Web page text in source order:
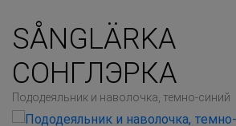
SÅNGLÄRKA
СОНГЛЭРКА
Пододеяльник и наволочка, темно-синий